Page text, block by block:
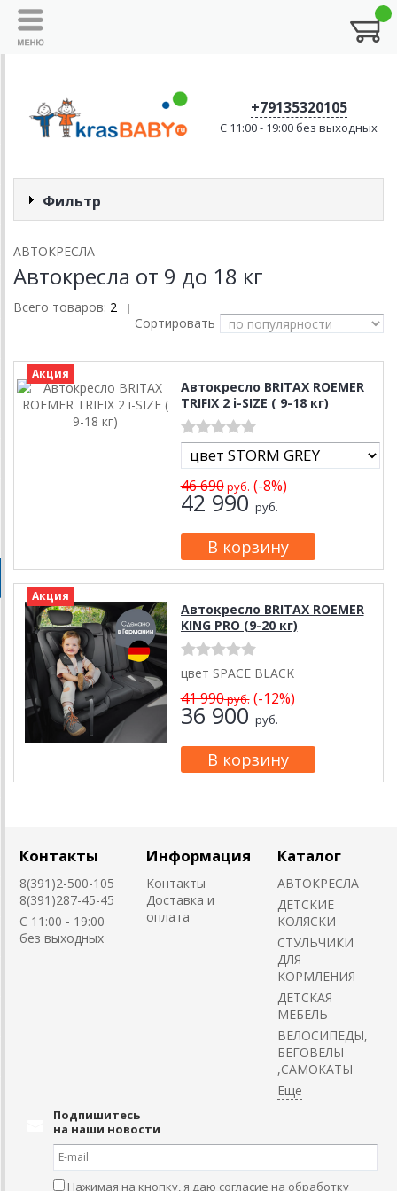
+79135320105
C 11:00 - 19:00 без выходных
Фильтр
АВТОКРЕСЛА
Автокресла от 9 до 18 кг
Всего товаров: 2 |
Сортировать
Акция
Автокресло BRITAX ROEMER
TRIFIX 2 i-SIZE ( 9-18 кг)
46 690руб.(-8%)
42 990руб.
Акция
Автокресло BRITAX ROEMER
KING PRO (9-20 кг)
цвет SPACE BLACK
41 990руб.(-12%)
36 900руб.
Контакты
8(391)2-500-105
8(391)287-45-45
C 11:00 - 19:00
без выходных
Информация
Контакты
Доставка и
оплата
Каталог
АВТОКРЕСЛА
ДЕТСКИЕ
КОЛЯСКИ
CТУЛЬЧИКИ
ДЛЯ
КОРМЛЕНИЯ
ДЕТСКАЯ
МЕБЕЛЬ
ВЕЛОСИПЕДЫ,
БЕГОВЕЛЫ
,САМОКАТЫ
Подпишитесь
на наши новости
Нажимая на кнопку, я даю согласие на обработку